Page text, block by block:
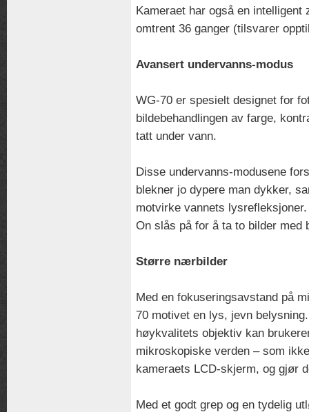
Kameraet har også en
omtrent 36 ganger (tilsvarer
Avansert undervanns-modus
WG-70 er spesielt designet for
bildebehandlingen av farge,
tatt under vann.
Disse undervanns-modusene
blekner jo dypere man dykker,
motvirke vannets
On slås på for å ta to bilder
Større nærbilder
Med en fokuseringsavstand på
70 motivet en lys, jevn
høykvalitets objektiv kan
mikroskopiske verden – som
kameraets LCD-skjerm, og gjør
Med et godt grep og en tydelig